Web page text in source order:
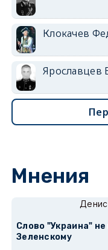
Клокачев
Ярославцев
Мнения
Слово "Украина"
Зеленскому